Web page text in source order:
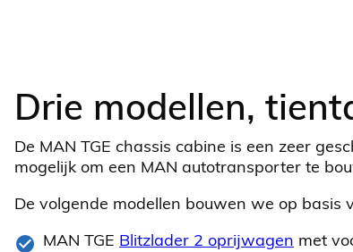
Drie modellen,
De MAN TGE chassis cabine is een zeer
mogelijk om een MAN autotransporter te
De volgende modellen bouwen we op basis
MAN TGE Blitzlader 2 oprijwagen met